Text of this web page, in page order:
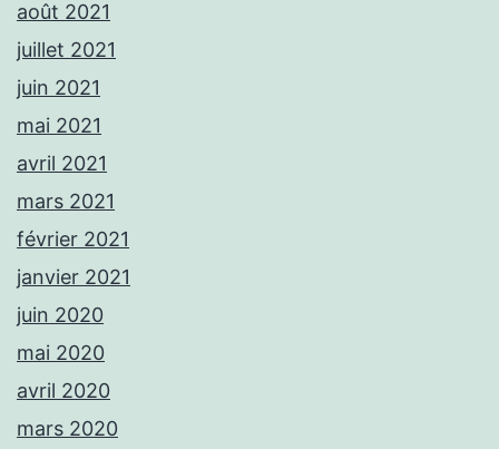
août 2021
juillet 2021
juin 2021
mai 2021
avril 2021
mars 2021
février 2021
janvier 2021
juin 2020
mai 2020
avril 2020
mars 2020